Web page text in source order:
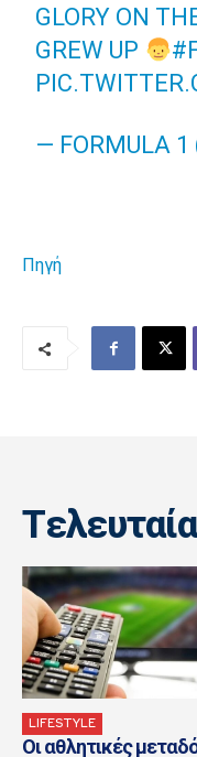
GLORY ON
GREW UP
— FORMULA 1
Πηγή
LIFESTYLE
Οι αθλητικές